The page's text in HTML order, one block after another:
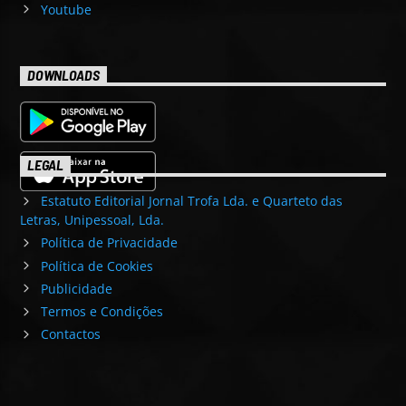
Youtube
DOWNLOADS
LEGAL
Estatuto Editorial Jornal Trofa Lda. e Quarteto das
Letras, Unipessoal, Lda.
Política de Privacidade
Política de Cookies
Publicidade
Termos e Condições
Contactos